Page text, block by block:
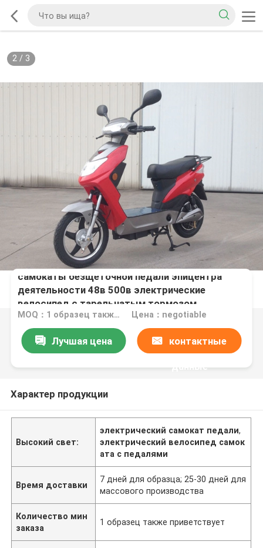
2/ 3
самокаты безщеточной педали эпицентра
деятельности 48в 500в электрические
велосипед с тарельчатым тормозом
MOQ：1 образец также приветствует Цена：negotiable
Лучшая цена контактные
данные
Характер продукции
Высокий свет:
электрический самокат педали,
электрический велосипед самок
ата с педалями
Время доставки
7 дней для образца; 25-30 дней для
массового производства
Количество мин
заказа
1 образец также приветствует